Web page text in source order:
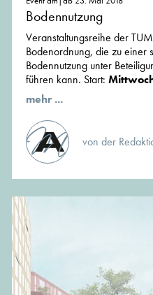
Bodennutzung
Veranstaltungsreihe der
Bodenordnung, die zu einer
Bodennutzung unter
führen kann. Start:
mehr ...
von der